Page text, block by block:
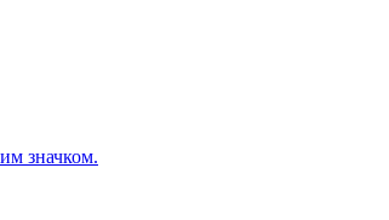
значком.